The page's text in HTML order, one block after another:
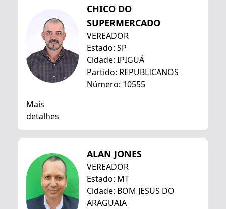
CHICO DO
SUPERMERCADO
VEREADOR
Estado: SP
Cidade: IPIGUÁ
Partido: REPUBLICANOS
Número: 10555
Mais
detalhes
ALAN JONES
VEREADOR
Estado: MT
Cidade: BOM JESUS DO
ARAGUAIA